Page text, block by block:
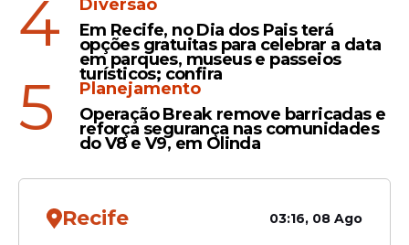
Leia Também
Declaração
Marco Rubio coloca Brasil
ao lado de ditaduras como
a da Venezuela e gera
tensão; veja vídeo
4
Diversão
Em Recife, no Dia dos Pais terá
opções gratuitas para celebrar a data
em parques, museus e passeios
turísticos; confira
5
Planejamento
Operação Break remove barricadas e
reforça segurança nas comunidades
do V8 e V9, em Olinda
Recife 03:16, 08 Ago